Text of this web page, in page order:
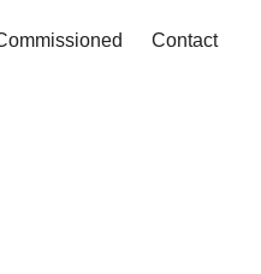
Contact